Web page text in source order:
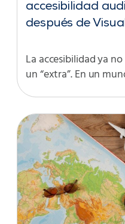
accesibilidad
después de
La accesibilidad ya
un “extra”. En un